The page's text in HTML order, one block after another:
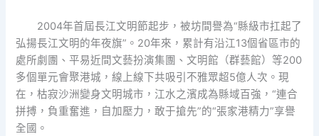
2004年首屆長江文明節起步，被坊間譽為“縣級市扛起了
弘揚長江文明的年夜旗”。20年來，累計有沿江13個省區市的
處所劇團、平易近間文藝扮演集團、文明館（群藝館）等200
多個單元會聚港城，線上線下共吸引不雅眾超5億人次。現
在，枯寂沙洲變身文明城市，江水之濱成為縣域百強，“連合
拼搏，負重奮進，自加壓力，敢于搶先”的“張家港精力”享譽
全國。